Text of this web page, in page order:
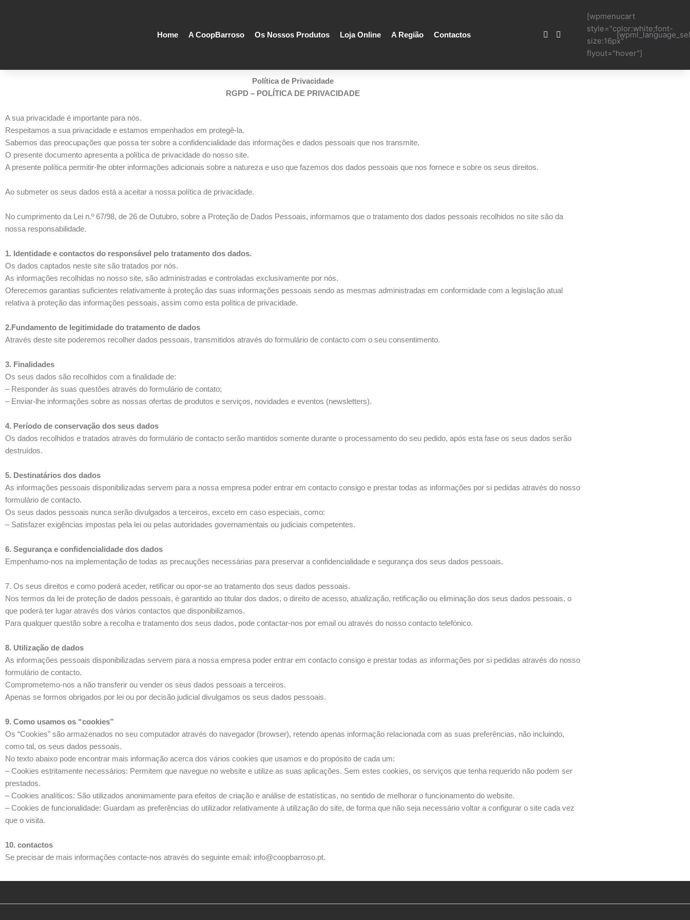
Home A CoopBarroso Os Nossos Produtos Loja Online A Região Contactos
[wpmenucart
style="color:white;font-
size:16px"
flyout="hover"]
Política de Privacidade
RGPD – POLÍTICA DE PRIVACIDADE
A sua privacidade é importante para nós.
Respeitamos a sua privacidade e estamos empenhados em protegê-la.
Sabemos das preocupações que possa ter sobre a confidencialidade das informações e dados pessoais que nos transmite.
O presente documento apresenta a política de privacidade do nosso site.
A presente política permitir-lhe obter informações adicionais sobre a natureza e uso que fazemos dos dados pessoais que nos fornece e sobre os seus direitos.
Ao submeter os seus dados está a aceitar a nossa política de privacidade.
No cumprimento da Lei n.º 67/98, de 26 de Outubro, sobre a Proteção de Dados Pessoais, informamos que o tratamento dos dados pessoais recolhidos no site são da
nossa responsabilidade.
1. Identidade e contactos do responsável pelo tratamento dos dados.
Os dados captados neste site são tratados por nós.
As informações recolhidas no nosso site, são administradas e controladas exclusivamente por nós.
Oferecemos garantias suficientes relativamente à proteção das suas informações pessoais sendo as mesmas administradas em conformidade com a legislação atual
relativa à proteção das informações pessoais, assim como esta política de privacidade.
2.Fundamento de legitimidade do tratamento de dados
Através deste site poderemos recolher dados pessoais, transmitidos através do formulário de contacto com o seu consentimento.
3. Finalidades
Os seus dados são recolhidos com a finalidade de:
– Responder às suas questões através do formulário de contato;
– Enviar-lhe informações sobre as nossas ofertas de produtos e serviços, novidades e eventos (newsletters).
4. Período de conservação dos seus dados
Os dados recolhidos e tratados através do formulário de contacto serão mantidos somente durante o processamento do seu pedido, após esta fase os seus dados serão
destruídos.
5. Destinatários dos dados
As informações pessoais disponibilizadas servem para a nossa empresa poder entrar em contacto consigo e prestar todas as informações por si pedidas através do nosso
formulário de contacto.
Os seus dados pessoais nunca serão divulgados a terceiros, exceto em caso especiais, como:
– Satisfazer exigências impostas pela lei ou pelas autoridades governamentais ou judiciais competentes.
6. Segurança e confidencialidade dos dados
Empenhamo-nos na implementação de todas as precauções necessárias para preservar a confidencialidade e segurança dos seus dados pessoais.
7. Os seus direitos e como poderá aceder, retificar ou opor-se ao tratamento dos seus dados pessoais.
Nos termos da lei de proteção de dados pessoais, é garantido ao titular dos dados, o direito de acesso, atualização, retificação ou eliminação dos seus dados pessoais, o
que poderá ter lugar através dos vários contactos que disponibilizamos.
Para qualquer questão sobre a recolha e tratamento dos seus dados, pode contactar-nos por email ou através do nosso contacto telefónico.
8. Utilização de dados
As informações pessoais disponibilizadas servem para a nossa empresa poder entrar em contacto consigo e prestar todas as informações por si pedidas através do nosso
formulário de contacto.
Comprometemo-nos a não transferir ou vender os seus dados pessoais a terceiros.
Apenas se formos obrigados por lei ou por decisão judicial divulgamos os seus dados pessoais.
9. Como usamos os “cookies”
Os “Cookies” são armazenados no seu computador através do navegador (browser), retendo apenas informação relacionada com as suas preferências, não incluindo,
como tal, os seus dados pessoais.
No texto abaixo pode encontrar mais informação acerca dos vários cookies que usamos e do propósito de cada um:
– Cookies estritamente necessários: Permitem que navegue no website e utilize as suas aplicações. Sem estes cookies, os serviços que tenha requerido não podem ser
prestados.
– Cookies analíticos: São utilizados anonimamente para efeitos de criação e análise de estatísticas, no sentido de melhorar o funcionamento do website.
– Cookies de funcionalidade: Guardam as preferências do utilizador relativamente à utilização do site, de forma que não seja necessário voltar a configurar o site cada vez
que o visita.
10. contactos
Se precisar de mais informações contacte-nos através do seguinte email: info@coopbarroso.pt.